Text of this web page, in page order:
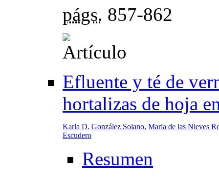
págs. 857-862
Efluente y té de
hortalizas de hoja
Karla D. González Solano, Maria de las Nieves
Escudero
Resumen